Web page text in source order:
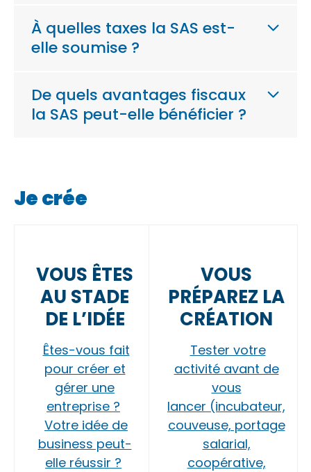
À quelles taxes la SAS est-
elle soumise ?
De quels avantages fiscaux
la SAS peut-elle bénéficier ?
Je crée
VOUS ÊTES
AU STADE
DE L’IDÉE
Êtes-vous fait
pour créer et
gérer une
entreprise ?
Votre idée de
business peut-
elle réussir ?
VOUS
PRÉPAREZ LA
CRÉATION
Tester votre
activité avant de
vous
lancer (incubateur,
couveuse, portage
salarial,
coopérative,